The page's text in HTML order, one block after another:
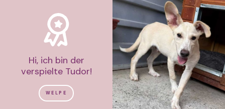
Hi, ich bin der
verspielte Tudor!
WELPE